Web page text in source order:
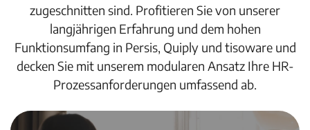
zugeschnitten sind. Profitieren Sie von unserer
langjährigen Erfahrung und dem hohen
Funktionsumfang in Persis, Quiply und tisoware und
decken Sie mit unserem modularen Ansatz Ihre HR-
Prozessanforderungen umfassend ab.